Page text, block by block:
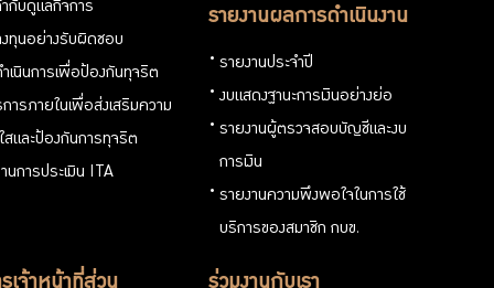
กับดูแลกิจการ
งทุนอย่างรับผิดชอบ
เนินการเพื่อป้องกันทุจริต
ารภายในเพื่อส่งเสริมความ
สและป้องกันการทุจริต
นการประเมิน ITA
รายงานผลการดำเนินงาน
รายงานประจำปี
งบแสดงฐานะการเงินอย่างย่อ
รายงานผู้ตรวจสอบบัญชีและงบ
การเงิน
รายงานความพึงพอใจในการใช้
บริการของสมาชิก กบข.
เจ้าหน้าที่ส่วน ร่วมงานกับเรา